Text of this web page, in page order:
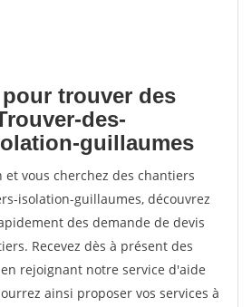
trouver des
des-
guillaumes
et vous cherchez des chantiers
isolation-guillaumes, découvrez
des demande de devis
Recevez dès à présent des
rejoignant notre service d'aide
ainsi proposer vos services à